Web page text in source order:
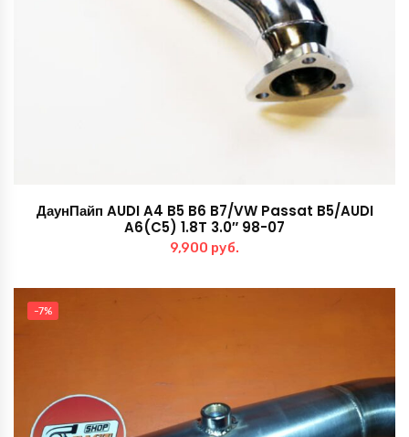
ДаунПайп AUDI A4 B5 B6 B7/VW Passat B5/AUDI
A6(C5) 1.8T 3.0″ 98-07
9,900 руб.
-7%